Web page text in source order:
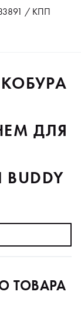
/ КПП
ДЛЯ
ТОВАРА